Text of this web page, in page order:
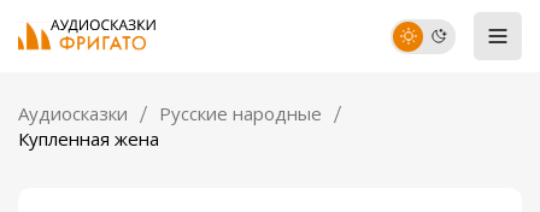
Аудиосказки
Русские народные
Купленная жена